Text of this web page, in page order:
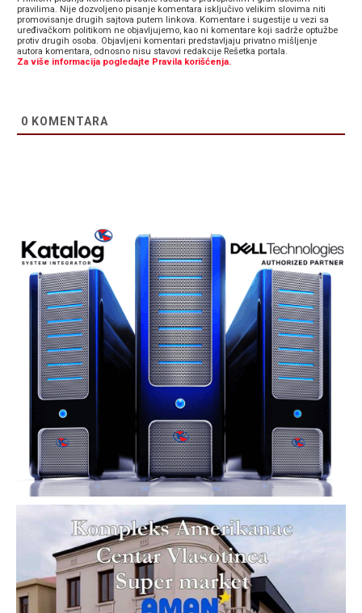
pravilima. Nije dozvoljeno pisanje komentara isključivo velikim slovima niti
promovisanje drugih sajtova putem linkova. Komentare i sugestije u vezi sa
uređivačkom politikom ne objavljujemo, kao ni komentare koji sadrže optužbe
protiv drugih osoba. Objavljeni komentari predstavljaju privatno mišljenje
autora komentara, odnosno nisu stavovi redakcije Rešetka portala.
Za više informacija pogledajte Pravila korišćenja.
0 KOMENTARA